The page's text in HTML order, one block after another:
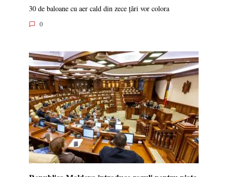
30 de baloane cu aer cald din zece țări vor colora
0